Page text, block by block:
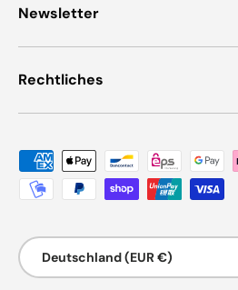
Newsletter
Rechtliches
Zahlungsmethoden
Land/Region
Deutschland (EUR €)